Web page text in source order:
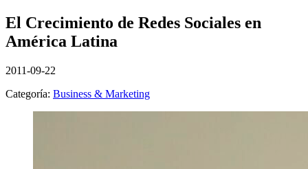
El Crecimiento de Redes Sociales en
América Latina
2011-09-22
Categoría: Business & Marketing